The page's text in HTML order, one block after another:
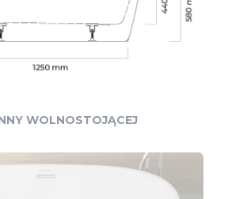
WOLNOSTOJĄCEJ